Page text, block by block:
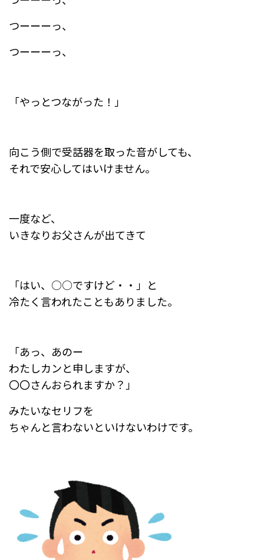
つーーーっ、
つーーーっ、
「やっとつながった！」
向こう側で受話器を取った音がしても、
それで安心してはいけません。
一度など、
いきなりお父さんが出てきて
「はい、○○ですけど・・」と
冷たく言われたこともありました。
「あっ、あのー
わたしカンと申しますが、
〇〇さんおられますか？」
みたいなセリフを
ちゃんと言わないといけないわけです。